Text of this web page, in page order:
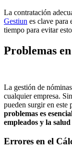
La contratación
Gestiun es clave para
tiempo para evitar
Problemas
La gestión de
cualquier empresa.
pueden surgir en este
problemas es
empleados y la
Errores en el